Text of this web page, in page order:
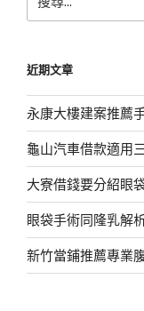
尋
字:
近期文章
永康大樓建案推薦
龜山汽車借款適用
大寮借錢要分紹眼
眼袋手術同隆乳解
新竹當鋪推薦專業